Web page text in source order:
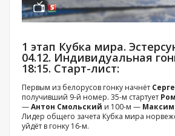
1 этап Кубка мира.
04.12. Индивидуальная
18:15. Старт-лист:
Первым из белорусов гонку начнёт
получивший 9-й номер. 35-м стартует
—Антон Смольский и 100-м — Максим
Лидер общего зачета Кубка мира
уйдёт в гонку 16-м.